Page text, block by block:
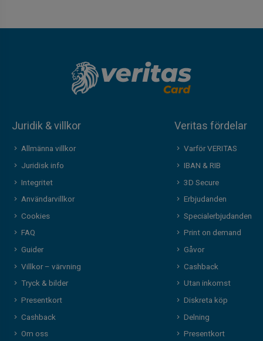
Juridik & villkor
Allmänna villkor
Juridisk info
Integritet
Användarvillkor
Cookies
FAQ
Guider
Villkor – värvning
Tryck & bilder
Presentkort
Cashback
Om oss
Veritas fördelar
Varför VERITAS
IBAN & RIB
3D Secure
Erbjudanden
Specialerbjudanden
Print on demand
Gåvor
Cashback
Utan inkomst
Diskreta köp
Delning
Presentkort